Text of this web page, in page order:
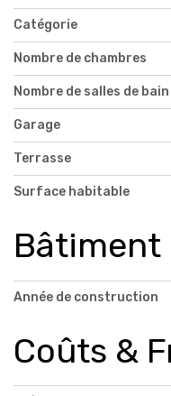
Catégorie
Nombre de chambres
Nombre de salles de bain
Garage
Terrasse
Surface habitable
Bâtiment
Année de construction
Coûts &